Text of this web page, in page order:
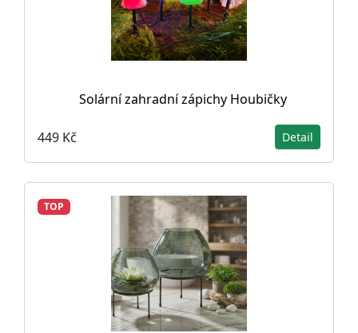
Solární zahradní zápichy Houbičky
449 Kč Detail
TOP